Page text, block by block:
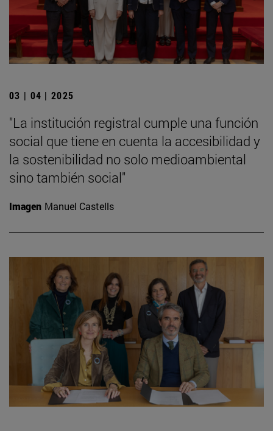
03 | 04 | 2025
"La institución registral cumple una función
social que tiene en cuenta la accesibilidad y
la sostenibilidad no solo medioambiental
sino también social"
Imagen Manuel Castells